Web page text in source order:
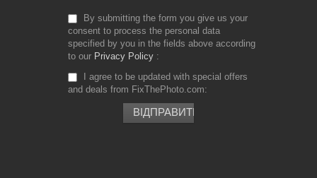
By submitting the form you give us your
consent to process the personal data
specified by you in the fields above according
to our Privacy Policy
I agree to be updated with special offers
and deals from FixThePhoto.com